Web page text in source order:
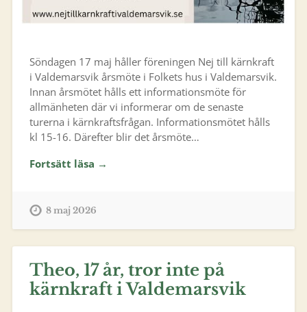
Söndagen 17 maj håller föreningen Nej till kärnkraft
i Valdemarsvik årsmöte i Folkets hus i Valdemarsvik.
Innan årsmötet hålls ett informationsmöte för
allmänheten där vi informerar om de senaste
turerna i kärnkraftsfrågan. Informationsmötet hålls
kl 15-16. Därefter blir det årsmöte…
Fortsätt läsa →
8 maj 2026
Theo, 17 år, tror inte på
kärnkraft i Valdemarsvik